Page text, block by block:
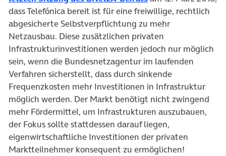
dass Telefónica bereit ist für eine freiwillige, rechtlich
abgesicherte Selbstverpflichtung zu mehr
Netzausbau. Diese zusätzlichen privaten
Infrastrukturinvestitionen werden jedoch nur möglich
sein, wenn die Bundesnetzagentur im laufenden
Verfahren sicherstellt, dass durch sinkende
Frequenzkosten mehr Investitionen in Infrastruktur
möglich werden. Der Markt benötigt nicht zwingend
mehr Fördermittel, um Infrastrukturen auszubauen,
der Fokus sollte stattdessen darauf liegen,
eigenwirtschaftliche Investitionen der privaten
Marktteilnehmer konsequent zu ermöglichen!